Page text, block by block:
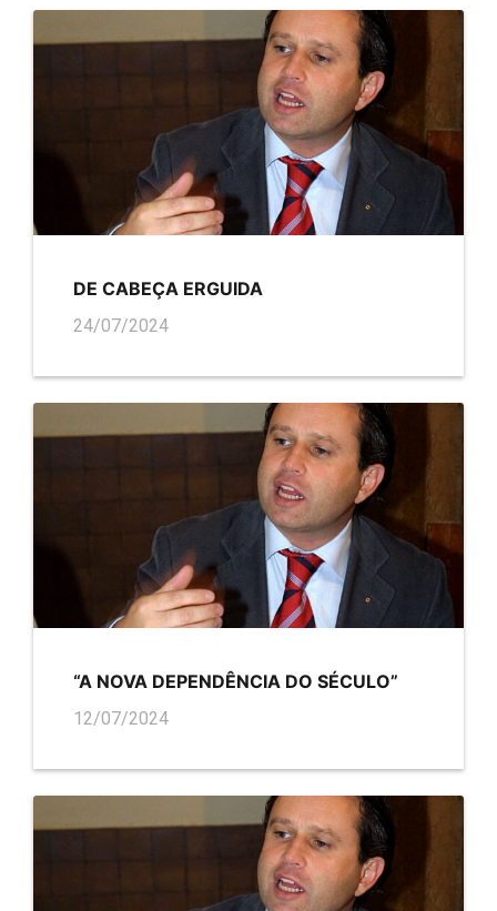
DE CABEÇA ERGUIDA
24/07/2024
“A NOVA DEPENDÊNCIA DO SÉCULO”
12/07/2024